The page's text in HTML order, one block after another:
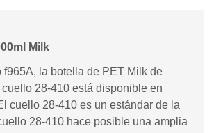
Milk
f965A, la botella de PET Milk de
28-410 está disponible en
cuello 28-410 es un estándar de la
28-410 hace posible una amplia